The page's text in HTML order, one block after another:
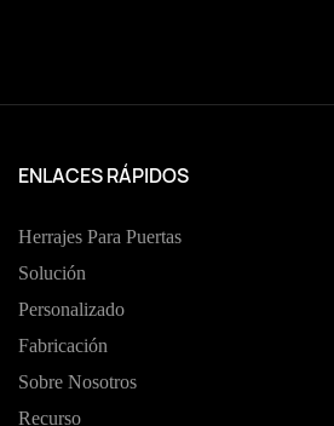
ENLACES RÁPIDOS
Herrajes Para Puertas
Solución
Personalizado
Fabricación
Sobre Nosotros
Recurso